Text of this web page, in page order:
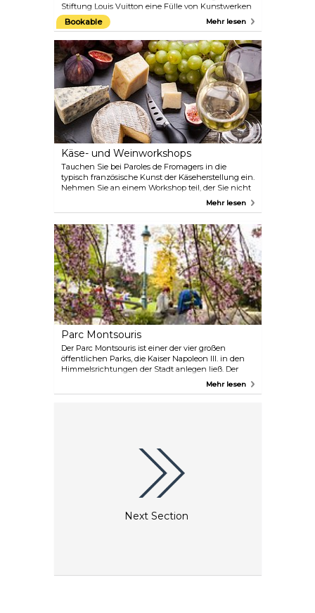
Stiftung Louis Vuitton eine Fülle von Kunstwerken
verschiedener Künstler aus der ganzen Welt und
bietet verschiedene Veranstaltungen und
Workshops. Ein Muss für jeden, der auch nur das
geringste Interesse an kreativem Ausdruck in Form
von Kunst, Architektur oder Musik hat.
Bookable Mehr lesen
Käse- und Weinworkshops
Tauchen Sie bei Paroles de Fromagers in die
typisch französische Kunst der Käseherstellung ein.
Nehmen Sie an einem Workshop teil, der Sie nicht
nur in die Kunst der Käseherstellung einführt,
der Käseherstellung aus erster Hand kennen und
entdecken Sie die perfekten Weinkombinationen
für jede Sorte – ein absolut großartiges Erlebnis für
Feinschmecker.
Mehr lesen
Parc Montsouris
Der Parc Montsouris ist einer der vier großen
öffentlichen Parks, die Kaiser Napoleon III. in den
Himmelsrichtungen der Stadt anlegen ließ. Der
große See, der Wasserfall und die weitläufigen
Mehr lesen
Next Section